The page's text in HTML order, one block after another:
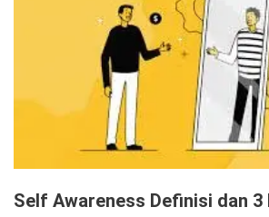
Self Awareness Definisi dan 3